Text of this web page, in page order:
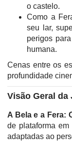
o castelo.
Como a
seu lar,
perigos
humana.
Cenas entre os
profundidade
Visão Geral da
A Bela e a Fera:
de plataforma
adaptadas ao